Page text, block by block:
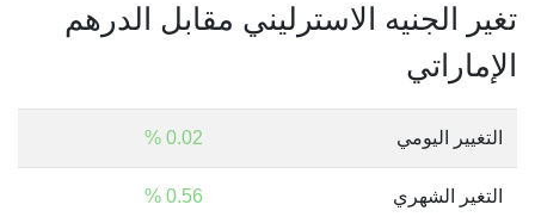
تغير الجنيه الاسترليني مقابل الدرهم
الإماراتي
التغيير اليومي 0.02 %
التغير الشهري 0.56 %